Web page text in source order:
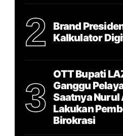
2
Brand
Kalkulator
3
OTT Bupati
Ganggu
Saatnya Nurul
Lakukan
Birokrasi